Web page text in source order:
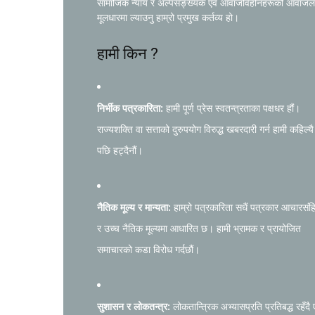
मूलधारमा ल्याउनु हाम्रो प्रमुख कर्तव्य हो।
हामी किन ?
निर्भीक पत्रकारिता: हामी पूर्ण प्रेस स्वतन्त्रताका पक्षधर हौं।
राज्यशक्ति वा सत्ताको दुरुपयोग विरुद्ध खबरदारी गर्न हामी कहिल्यै
पछि हट्दैनौं।
नैतिक मूल्य र मान्यता: हाम्रो पत्रकारिता सधैं पत्रकार
र उच्च नैतिक मूल्यमा आधारित छ। हामी भ्रामक र प्रायोजित
समाचारको कडा विरोध गर्दछौं।
सुशासन र लोकतन्त्र: लोकतान्त्रिक अभ्यासप्रति प्रतिबद्ध रहँदै